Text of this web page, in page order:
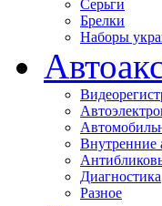
Серьги
Брелки
Наборы
Внутренние
Диагностика
Разное